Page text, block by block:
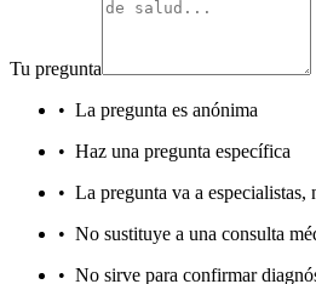
Tu pregunta
• La pregunta es anónima
• Haz una pregunta específica
• La pregunta va a
• No sustituye a una consulta
• No sirve para confirmar